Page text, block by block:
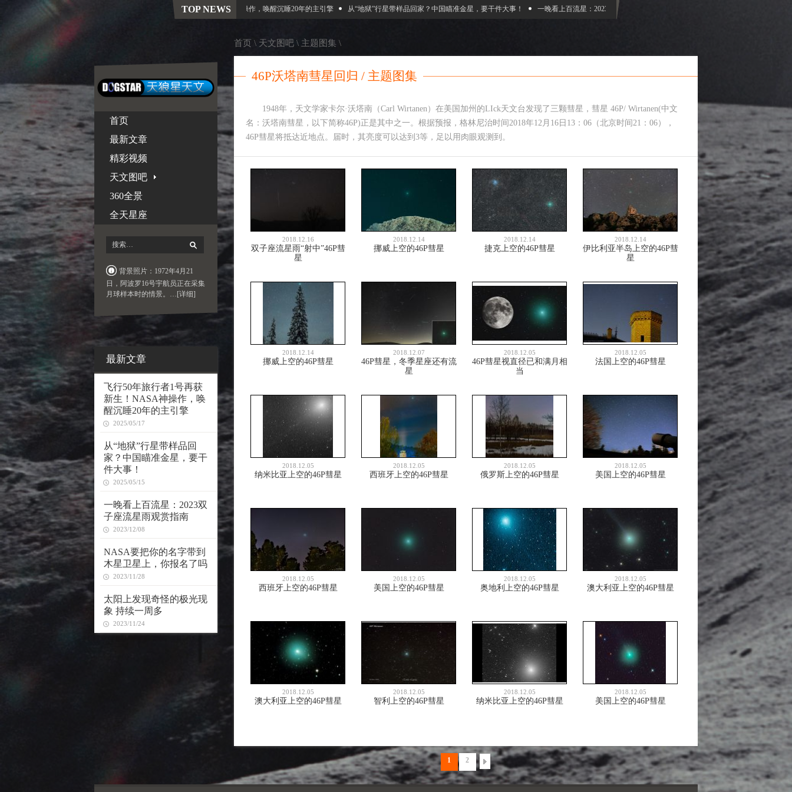
TOP NEWS
飞行50年旅行者1号再获新生！NASA神操作，唤醒沉睡20年的主引擎 从“地狱”行星带样品回家？中国瞄准金星，要干件大事！ 一晚看上百流星：2023双子座流星雨观赏指南
首页
最新文章
精彩视频
天文图吧
360全景
全天星座
背景照片：1972年4月21
日，阿波罗16号宇航员正在采集
月球样本时的情景。 …[详细]
最新文章
飞行50年旅行者1号再获
新生！NASA神操作，唤
醒沉睡20年的主引擎
2025/05/17
从“地狱”行星带样品回
家？中国瞄准金星，要干
件大事！
2025/05/15
一晚看上百流星：2023双
子座流星雨观赏指南
2023/12/08
NASA要把你的名字带到
木星卫星上，你报名了吗
2023/11/28
太阳上发现奇怪的极光现
象 持续一周多
2023/11/24
首页\天文图吧\主题图集\
46P沃塔南彗星回归 / 主题图集
1948年，天文学家卡尔·沃塔南（Carl Wirtanen）在美国加州的LIck天文台发现了三颗彗星，彗星 46P/ Wirtanen(中文
名：沃塔南彗星，以下简称46P)正是其中之一。根据预报，格林尼治时间2018年12月16日13：06（北京时间21：06），
46P彗星将抵达近地点。届时，其亮度可以达到3等，足以用肉眼观测到。
2018.12.16
双子座流星雨“射中”46P彗
星
2018.12.14
挪威上空的46P彗星
2018.12.14
捷克上空的46P彗星
2018.12.14
伊比利亚半岛上空的46P彗
星
2018.12.14
挪威上空的46P彗星
2018.12.07
46P彗星，冬季星座还有流
星
2018.12.05
46P彗星视直径已和满月相
当
2018.12.05
法国上空的46P彗星
2018.12.05
纳米比亚上空的46P彗星
2018.12.05
西班牙上空的46P彗星
2018.12.05
俄罗斯上空的46P彗星
2018.12.05
美国上空的46P彗星
2018.12.05
西班牙上空的46P彗星
2018.12.05
美国上空的46P彗星
2018.12.05
奥地利上空的46P彗星
2018.12.05
澳大利亚上空的46P彗星
2018.12.05
澳大利亚上空的46P彗星
2018.12.05
智利上空的46P彗星
2018.12.05
纳米比亚上空的46P彗星
2018.12.05
美国上空的46P彗星
1 2